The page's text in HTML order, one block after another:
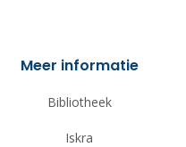
Meer informatie
Bibliotheek
Iskra